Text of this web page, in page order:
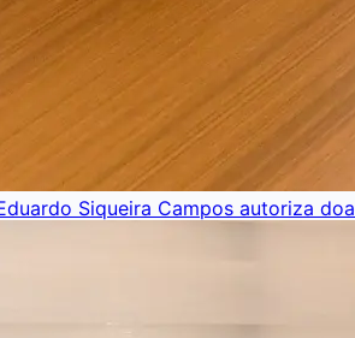
Siqueira Campos autoriza